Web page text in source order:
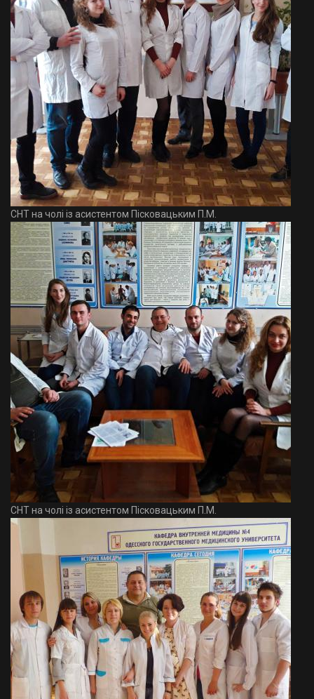
СНТ на чолі із асистентом Пісковацьким П.М.
СНТ на чолі із асистентом Пісковацьким П.М.